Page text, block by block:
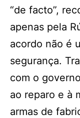
“de facto”,
apenas pela
acordo não é
segurança.
com o
ao reparo e à
armas de